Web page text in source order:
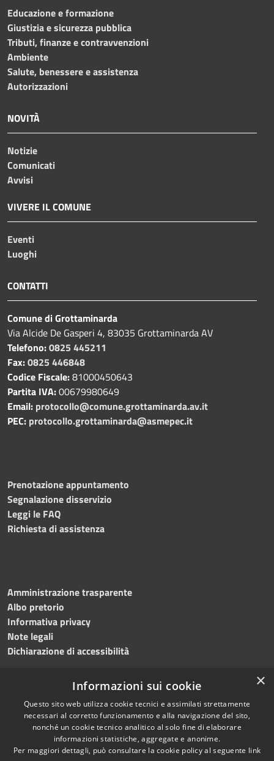
Educazione e formazione
Giustizia e sicurezza pubblica
Tributi, finanze e contravvenzioni
Ambiente
Salute, benessere e assistenza
Autorizzazioni
NOVITÀ
Notizie
Comunicati
Avvisi
VIVERE IL COMUNE
Eventi
Luoghi
CONTATTI
Comune di Grottaminarda
Via Alcide De Gasperi 4, 83035 Grottaminarda AV
Telefono:0825 445211
Fax:0825 446848
Codice Fiscale:81000450643
Partita IVA:00679980649
Email: protocollo@comune.grottaminarda.av.it
PEC: protocollo.grottaminarda@asmepec.it
Prenotazione appuntamento
Segnalazione disservizio
Leggi le FAQ
Richiesta di assistenza
Amministrazione trasparente
Albo pretorio
Informativa privacy
Note legali
Dichiarazione di accessibilità
RSS
Accessibilità
Cookie
Copyright © 2024 •
Comune diGrottaminarda
• Powered byMunicipium
•Redazione
×
Informazioni sui cookie
Questo sito web utilizza cookie tecnici e assimilati strettamente
necessari al corretto funzionamento e alla navigazione del sito,
nonché un cookie tecnico analitico al solo fine di elaborare
informazioni statistiche, aggregate e anonime.
Per maggiori dettagli, può consultare la cookie policy al seguente link